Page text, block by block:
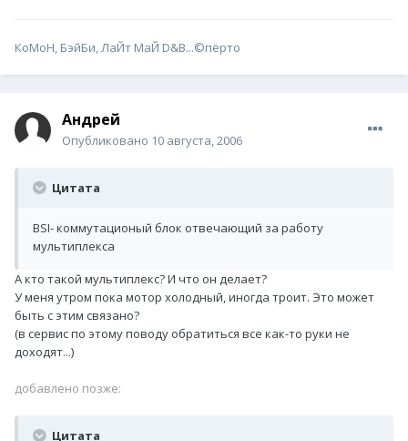
КоМоН, БэйБи, ЛаЙт МаЙ D&B...©пёрто
Андрей
Опубликовано 10 августа, 2006
Цитата
BSI- коммутационый блок отвечающий за работу
мультиплекса
А кто такой мультиплекс? И что он делает?
У меня утром пока мотор холодный, иногда троит. Это может
быть с этим связано?
(в сервис по этому поводу обратиться все как-то руки не
доходят...)
добавлено позже:
Цитата